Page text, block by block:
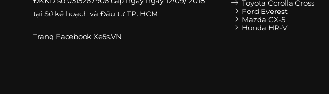
tại Sở kế hoạch và Đầu tư TP. HCM
Trang Facebook Xe5s.VN
Toyota Corolla Cross
Ford Everest
Mazda CX-5
Honda HR-V